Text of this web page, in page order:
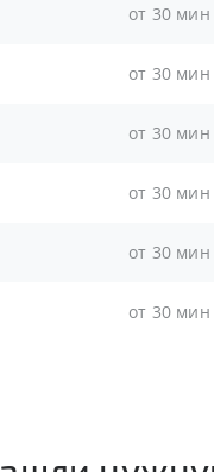
от 30 мин
от 30 мин
от 30 мин
от 30 мин
от 30 мин
от 30 мин